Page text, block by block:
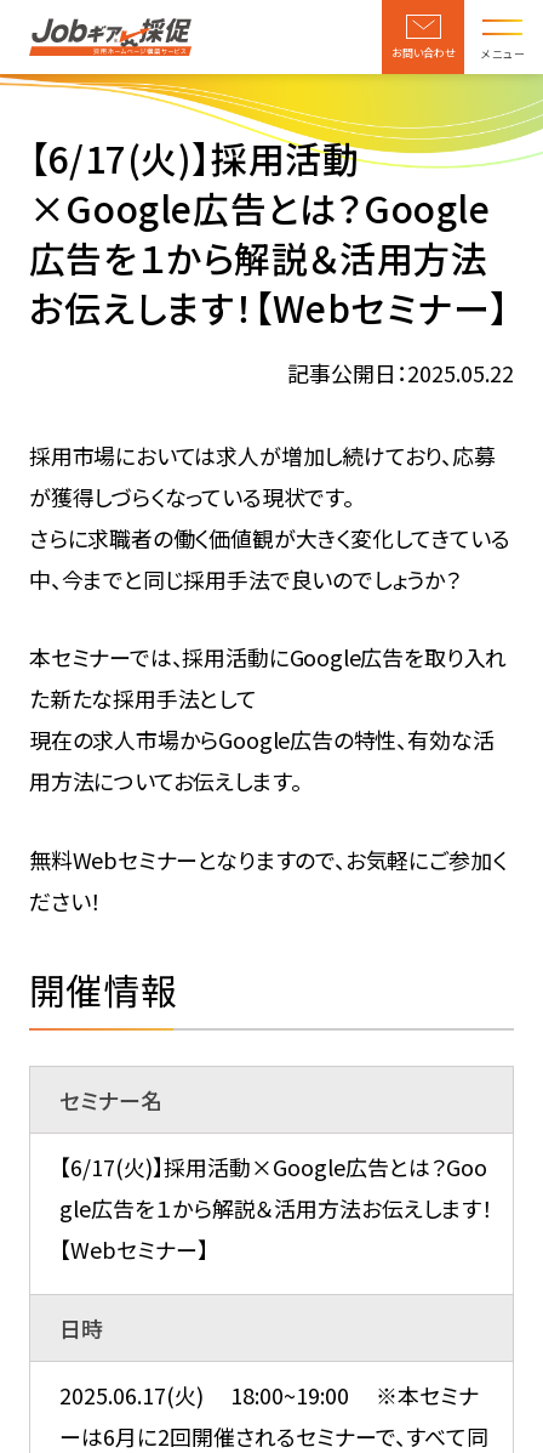
お問い合わせ メニュー
【6/17(火)】採用活動
×Google広告とは？Google
広告を１から解説＆活用方法
お伝えします！【Webセミナー】
記事公開日：2025.05.22
採用市場においては求人が増加し続けており、応募
が獲得しづらくなっている現状です。
さらに求職者の働く価値観が大きく変化してきている
中、今までと同じ採用手法で良いのでしょうか？
本セミナーでは、採用活動にGoogle広告を取り入れ
た新たな採用手法として
現在の求人市場からGoogle広告の特性、有効な活
用方法についてお伝えします。
無料Webセミナーとなりますので、お気軽にご参加く
ださい！
開催情報
セミナー名
【6/17(火)】採用活動×Google広告とは？Goo
gle広告を１から解説＆活用方法お伝えします！
【Webセミナー】
日時
2025.06.17(火) 18:00~19:00 ※本セミナ
ーは6月に2回開催されるセミナーで、すべて同